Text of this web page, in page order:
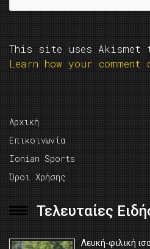
This site uses Akismet
Learn how your
Αρχική
Επικοινωνία
Ionian Sports
Όροι Χρήσης
Τελευταίες
Λευκή-φιλική